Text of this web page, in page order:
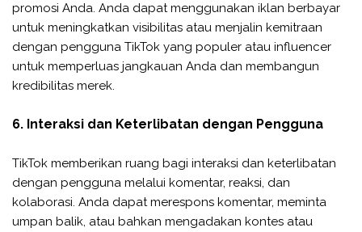
promosi Anda. Anda dapat menggunakan iklan berbayar
untuk meningkatkan visibilitas atau menjalin kemitraan
dengan pengguna TikTok yang populer atau influencer
untuk memperluas jangkauan Anda dan membangun
kredibilitas merek.
6. Interaksi dan Keterlibatan dengan Pengguna
TikTok memberikan ruang bagi interaksi dan keterlibatan
dengan pengguna melalui komentar, reaksi, dan
kolaborasi. Anda dapat merespons komentar, meminta
umpan balik, atau bahkan mengadakan kontes atau